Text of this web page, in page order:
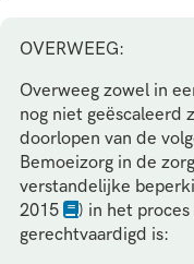
OVERWEEG:
Overweeg zowel in
nog niet geëscaleerd
doorlopen van de
Bemoeizorg in de
verstandelijke
2015
) in het
gerechtvaardigd is: